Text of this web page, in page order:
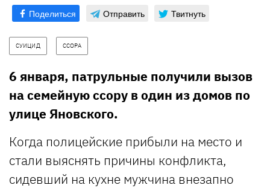
Поделиться Отправить Твитнуть
СУИЦИД ССОРА
6 января, патрульные получили вызов
на семейную ссору в один из домов по
улице Яновского.
Когда полицейские прибыли на место и
стали выяснять причины конфликта,
сидевший на кухне мужчина внезапно